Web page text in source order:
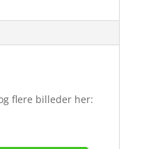
flere billeder her: